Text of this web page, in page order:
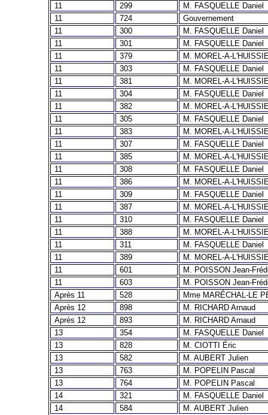
11
299
M. FASQUELLE Daniel
11
724
Gouvernement
11
300
M. FASQUELLE Daniel
11
301
M. FASQUELLE Daniel
11
379
M. MOREL-A-
11
303
M. FASQUELLE Daniel
11
381
M. MOREL-A-
11
304
M. FASQUELLE Daniel
11
382
M. MOREL-A-
11
305
M. FASQUELLE Daniel
11
383
M. MOREL-A-
11
307
M. FASQUELLE Daniel
11
385
M. MOREL-A-
11
308
M. FASQUELLE Daniel
11
386
M. MOREL-A-
11
309
M. FASQUELLE Daniel
11
387
M. MOREL-A-
11
310
M. FASQUELLE Daniel
11
388
M. MOREL-A-
11
311
M. FASQUELLE Daniel
11
389
M. MOREL-A-
11
601
M. POISSON Jean-
11
603
M. POISSON Jean-
Après 11
528
Mme MARÉCHAL-LE
Après 12
898
M. RICHARD Arnaud
Après 12
893
M. RICHARD Arnaud
13
354
M. FASQUELLE Daniel
13
828
M. CIOTTI Éric
13
582
M. AUBERT Julien
13
763
M. POPELIN Pascal
13
764
M. POPELIN Pascal
14
321
M. FASQUELLE Daniel
14
584
M. AUBERT Julien